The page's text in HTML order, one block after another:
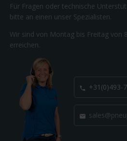
Für Fragen oder technische
bitte an einen unser Spezialisten.
Wir sind von Montag bis Freitag von
erreichen.
 +31(0)493-
